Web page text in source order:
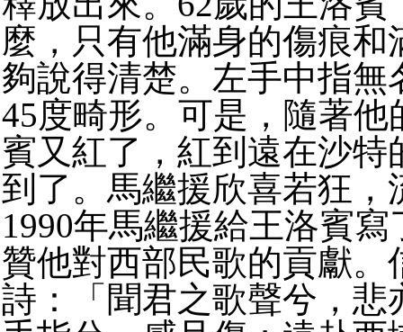
麼，只有他滿身的傷痕和
夠說得清楚。 左手中指無
45度畸形。可是，隨著他
賓又紅了，紅到 遠在沙特
到了。馬繼援欣喜若狂，
1990年馬繼援給王洛賓寫
贊他對西部民歌的貢獻。
詩：
「聞君之歌聲兮，悲